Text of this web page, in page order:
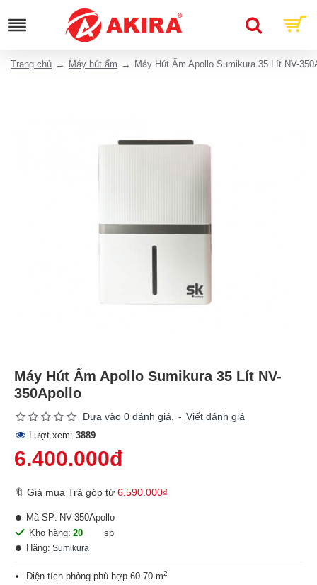
Trang chủ Máy hút ẩm Máy Hút Ẩm Apollo Sumikura 35 Lít NV-
Máy Hút Ẩm Apollo Sumikura 35 Lít NV-
350Apollo
Dựa vào 0 đánh giá. - Viết đánh giá
Lượt xem: 3889
6.400.000đ
🔖 Giá mua Trả góp từ 6.590.000₫
Kho hàng: 20
sp
Hãng: Sumikura
Mã SP: NV-350Apollo
Diện tích phòng phù hợp 60-70 m2